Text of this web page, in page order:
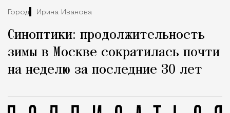
Город Ирина Иванова
Синоптики: продолжительность
зимы в Москве сократилась почти
на неделю за последние 30 лет